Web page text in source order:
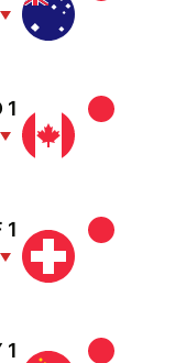
1 JPY = 0.01 CAD
1 JPY = 0.01 CHF
1 JPY = 0.04 CNY